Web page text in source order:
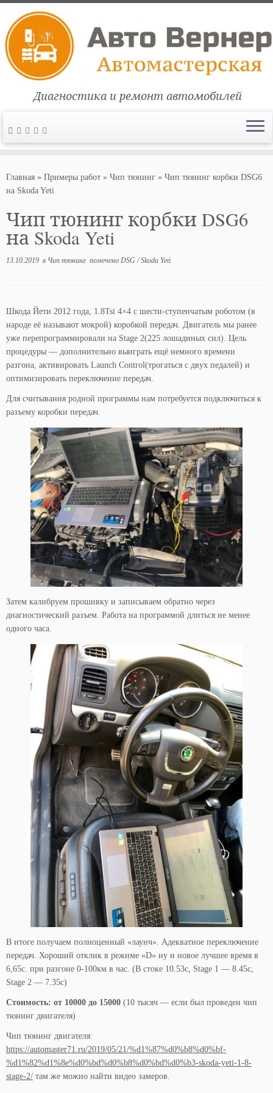
содержимому
Диагностика и ремонт автомобилей
Главная » Примеры работ » Чип тюнинг » Чип тюнинг корбки DSG6
на Skoda Yeti
Чип тюнинг корбки DSG6
на Skoda Yeti
13.10.2019 в Чип тюнинг помечено DSG /Skoda Yeti
Шкода Йети 2012 года, 1.8Tsi 4×4 с шести-ступенчатым роботом (в
народе её называют мокрой) коробкой передач. Двигатель мы ранее
уже перепрограммировали на Stage 2(225 лошадиных сил). Цель
процедуры — дополнительно выиграть ещё немного времени
разгона, активировать Launch Control(трогаться с двух педалей) и
оптимизировать переключение передач.
Для считывания родной программы нам потребуется подключиться к
разъему коробки передач.
Затем калибруем прошивку и записываем обратно через
диагностический разъем. Работа на программой длиться не менее
одного часа.
В итоге получаем полноценный «лаунч». Адекватное переключение
передач. Хороший отклик в режиме «D» ну и новое лучшее время в
6,65с. при разгоне 0-100км в час. (В стоке 10.53с, Stage 1 — 8.45с,
Stage 2 — 7.35с)
Стоимость: от 10000 до 15000 (10 тысяч — если был проведен чип
тюнинг двигателя)
Чип тюнинг двигателя:
https://automaster71.ru/2019/05/21/%d1%87%d0%b8%d0%bf-
%d1%82%d1%8e%d0%bd%d0%b8%d0%bd%d0%b3-skoda-yeti-1-8-
stage-2/ там же можно найти видео замеров.